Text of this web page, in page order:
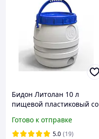
Бидон Литолан 10 л
пищевой пластиковый со
под крышкой)
Готово к отправке
5.0 (19)